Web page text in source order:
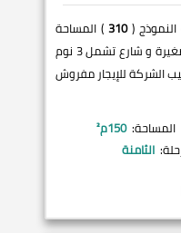
(
310 ) المساحة
شرقي تطل على حديقة صغيرة و شارع تشمل 3 نوم
تشطيب الشركة للإيجار مفروش
المساحة: 150م²
الثامنة